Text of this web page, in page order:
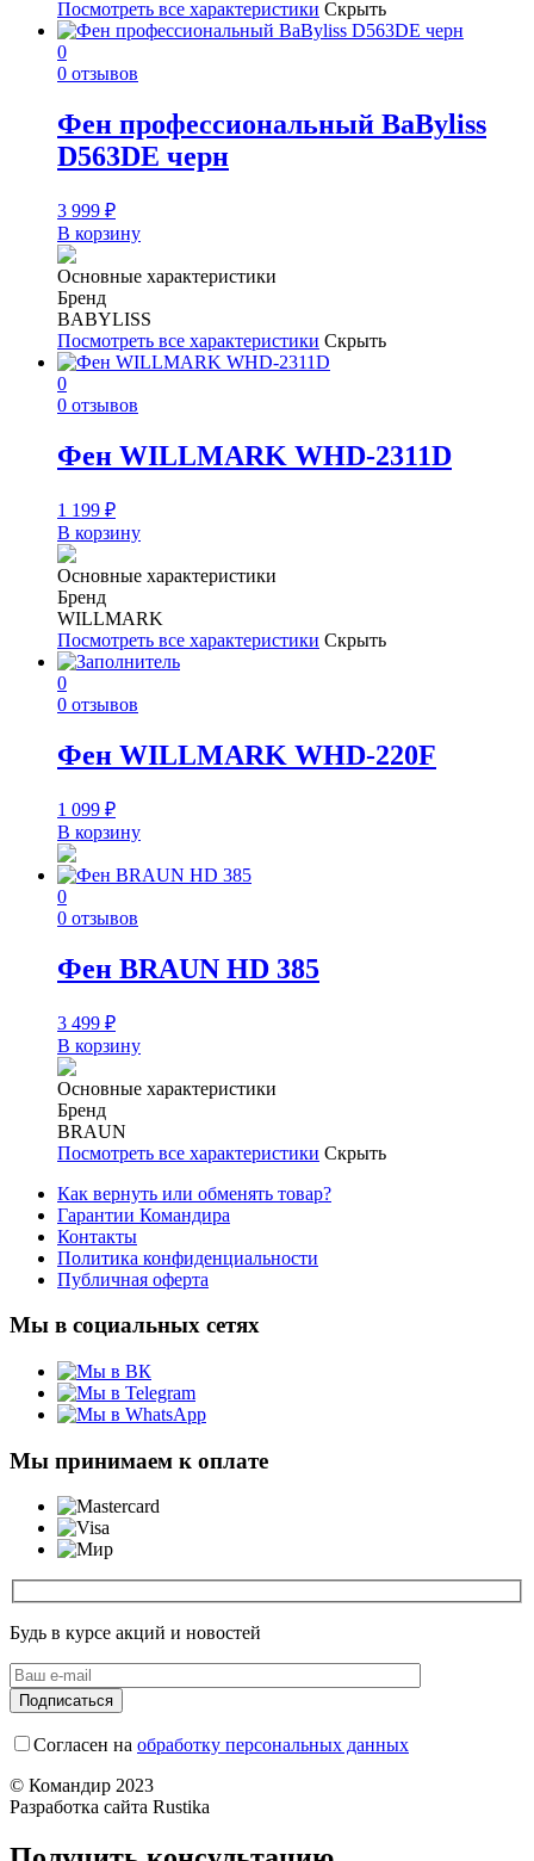
Посмотреть все характеристики Скрыть
0
0 отзывов
Фен профессиональный BaByliss
D563DE черн
3 999 ₽
В корзину
Основные характеристики
Бренд
BABYLISS
Посмотреть все характеристики Скрыть
0
0 отзывов
Фен WILLMARK WHD-2311D
1 199 ₽
В корзину
Основные характеристики
Бренд
WILLMARK
Посмотреть все характеристики Скрыть
0
0 отзывов
Фен WILLMARK WHD-220F
1 099 ₽
В корзину
0
0 отзывов
Фен BRAUN HD 385
3 499 ₽
В корзину
Основные характеристики
Бренд
BRAUN
Посмотреть все характеристики Скрыть
Как вернуть или обменять товар?
Гарантии Командира
Контакты
Политика конфиденциальности
Публичная оферта
Мы в социальных сетях
Мы принимаем к оплате
Будь в курсе акций и новостей
Согласен на обработку персональных данных
© Командир 2023
Разработка сайта Rustika